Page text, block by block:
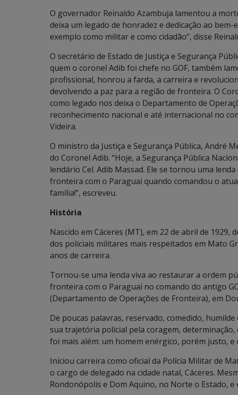
O governador Reinaldo Azambuja lamentou a
deixa um legado de honradez e dedicação ao
exemplo como militar e como cidadão”, disse
O secretário de Estado de Justiça e Segurança
quem o coronel Adib foi chefe no GOF, também
profissional, honrou a farda, a carreira e
devolvendo a paz para a região de fronteira. O
como legado nos deixa o Departamento de
reconhecimento nacional e até internacional no
Videira.
O ministro da Justiça e Segurança Pública, André
do Coronel Adib. “Hoje, a Segurança Pública
lendário Cel. Adib Massad. Ele se tornou uma
fronteira com o Paraguai quando comandou o
família!”, escreveu.
História
Nascido em Cáceres (MT), em 22 de abril de
dos policiais militares mais respeitados em Mato
anos de carreira.
Tornou-se uma lenda viva ao restaurar a ordem
fronteira com o Paraguai no comando do antigo
(Departamento de Operações de Fronteira), em
De poucas palavras, reservado, comedido,
sua trajetória policial pela coragem,
foi mais além: um homem enérgico, porém justo, e
Iniciou carreira como oficial da Polícia Militar de
o cargo de delegado na cidade natal, Cáceres.
Rondonópolis e Dom Aquino, no Norte o Estado,